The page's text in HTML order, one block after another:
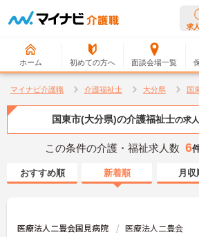
求
ホーム 初めての方へ 面談会場一覧
マイナビ介護職 介護福祉士 大分県 国
国東市(大分県)の介護福祉士の求
この条件の介護・福祉求人数 6
おすすめ順 新着順 月収
医療法人二豊会国見病院 医療法人二豊会